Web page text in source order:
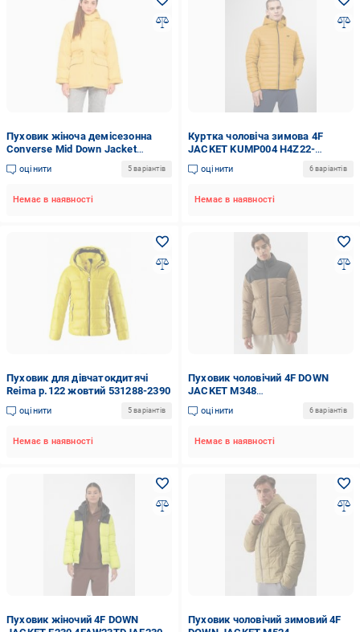
Пуховик жіноча демісезонна
Converse Mid Down Jacket
10021994-741 р.L жовтий
оцінити 5 варіантів
Немає в наявності
Куртка чоловіча зимова 4F
JACKET KUMP004 H4Z22-
KUMP004-71S р.M жовта
оцінити 6 варіантів
Немає в наявності
Пуховик для дівчатокдитячі
Reima р.122 жовтий 531288-2390
оцінити 5 варіантів
Немає в наявності
Пуховик чоловічий 4F DOWN
JACKET M348
4FWAW23TDJAM348-82S р.3XL
жовтий
оцінити 6 варіантів
Немає в наявності
Пуховик жіночий 4F DOWN
Пуховик чоловічий зимовий 4F